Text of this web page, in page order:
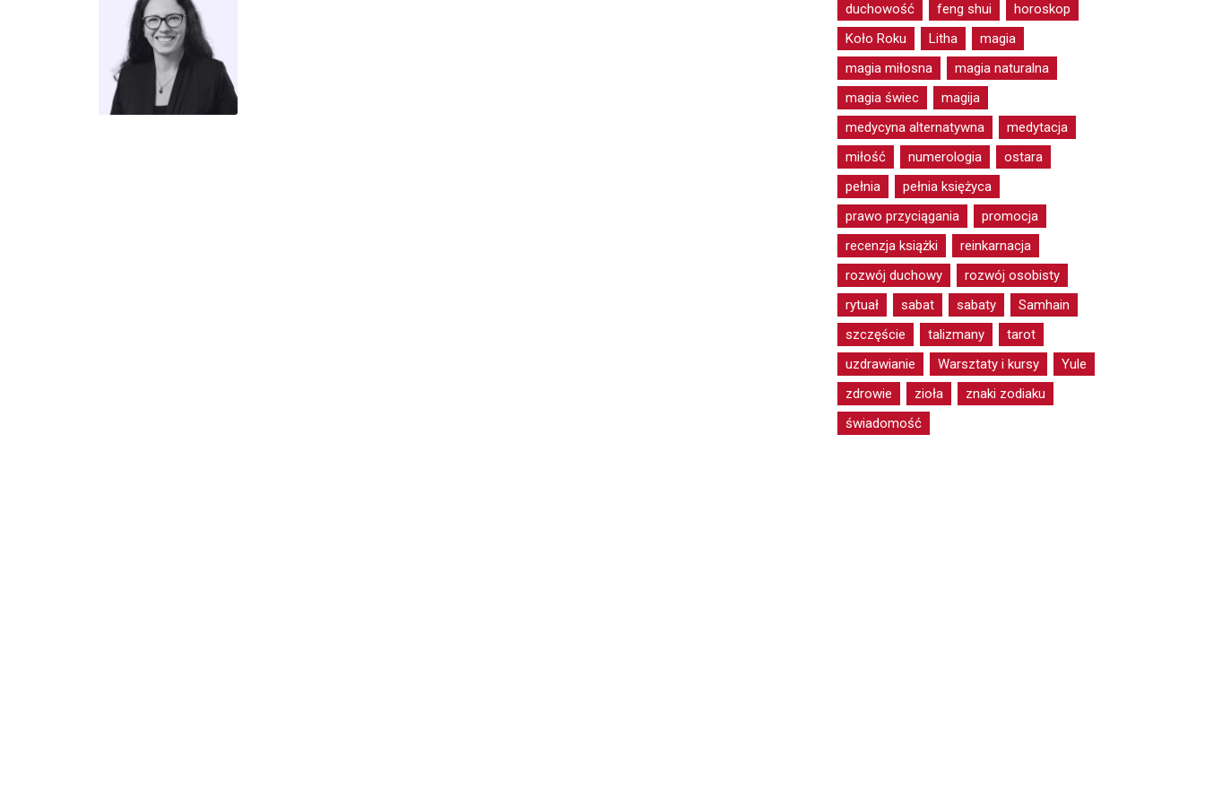
duchowość
feng shui
horoskop
Koło Roku
Litha
magia
magia miłosna
magia naturalna
magia świec
magija
medycyna alternatywna
medytacja
miłość
numerologia
ostara
pełnia
pełnia księżyca
prawo przyciągania
promocja
recenzja książki
reinkarnacja
rozwój duchowy
rozwój osobisty
rytuał
sabat sabaty
Samhain
szczęście
talizmany
tarot
uzdrawianie
Warsztaty i kursy
Yule
zdrowie
zioła
znaki zodiaku
świadomość